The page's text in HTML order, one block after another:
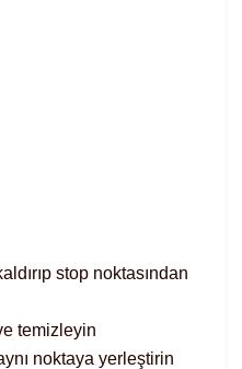
stop noktasından
temizleyin
noktaya yerleştirin